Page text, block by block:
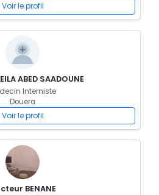
Voir le profil
ABED SAADOUNE
Interniste
Douera
Voir le profil
BENANE